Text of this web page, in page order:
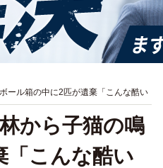
ール箱の中に2匹が遺棄「こんな酷い
から子猫の鳴
「こんな酷い